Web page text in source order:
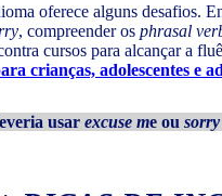
oferece alguns desafios.
, compreender os phrasal
cursos para alcançar a
crianças, adolescentes e
usar excuse me ou sorry